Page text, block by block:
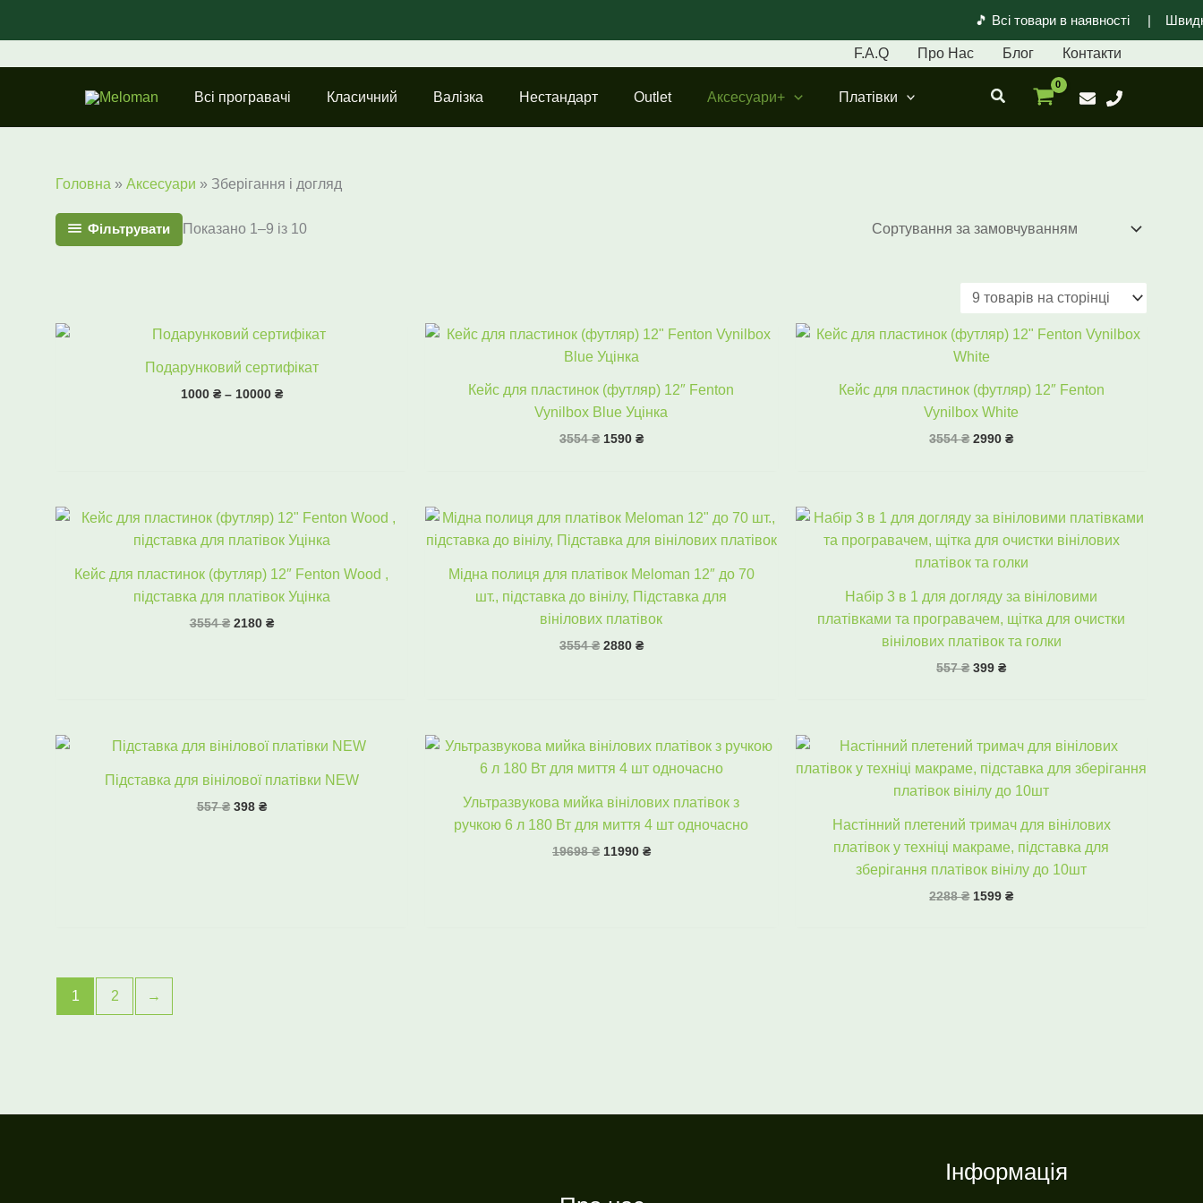
🎵 Всі товари в наявності |
F.A.Q Про Нас Блог Контакти
Всі програвачі Класичний Валізка Нестандарт Outlet Аксесуари+ Платівки Пошук
Головна » Аксесуари » Зберігання і догляд
Фільтрувати Показано 1–9 із 10
Подарунковий сертифікат
1000 ₴ – 10000 ₴
Діапазон
цін:
від
1000 ₴
до
Кейс для пластинок (футляр) 12″ Fenton
Vynilbox Blue Уцінка
3554₴
Оригінальна
ціна:
3554 ₴.
1590 ₴
Поточна
Кейс для пластинок (футляр) 12″ Fenton
Vynilbox White
3554₴
Оригінальна
ціна:
3554 ₴.
2990₴
Поточна
Кейс для пластинок (футляр) 12″ Fenton Wood ,
підставка для платівок Уцінка
3554₴
Оригінальна
ціна:
3554 ₴.
2180 ₴
Поточна
2180 ₴.
Мідна полиця для платівок Meloman 12″ до 70
шт., підставка до вінілу, Підставка для
вінілових платівок
3554₴
Оригінальна
3554 ₴.
2880 ₴
Поточна
2880 ₴.
Набір 3 в 1 для догляду за вініловими
платівками та програвачем, щітка для очистки
вінілових платівок та голки
557₴
Оригінальна
557 ₴.
399₴
Поточна
399 ₴.
Підставка для вінілової платівки NEW
557₴
Оригінальна
557 ₴.
398 ₴
Поточна
398 ₴.
Ультразвукова мийка вінілових платівок з
ручкою 6 л 180 Вт для миття 4 шт одночасно
19698₴
Оригінальна
19698 ₴.
11990 ₴
Поточна
11990 ₴.
Настінний плетений тримач для вінілових
платівок у техніці макраме, підставка для
зберігання платівок вінілу до 10шт
2288₴
Оригінальна
ціна:
2288 ₴.
1599₴
Поточна
ціна:
1599 ₴.
1 2 →
Інформація